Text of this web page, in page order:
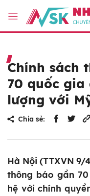
Chính sách
70 quốc
lượng với
Chia sẻ:
Hà Nội (TTXVN
thông báo gần
hệ với chính